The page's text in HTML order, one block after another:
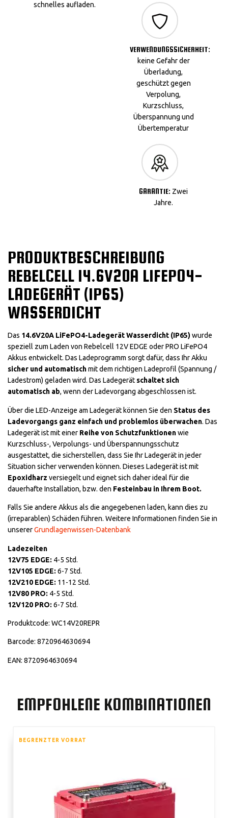
schnelles aufladen.
VERWENDUNGSSICHERHEIT:
keine Gefahr der
Überladung,
geschützt gegen
Verpolung,
Kurzschluss,
Überspannung und
Übertemperatur
GARANTIE: Zwei
Jahre.
PRODUKTBESCHREIBUNG
REBELCELL 14.6V20A LIFEPO4-
LADEGERÄT (IP65)
WASSERDICHT
Das 14.6V20A LiFePO4-Ladegerät Wasserdicht (IP65)wurde
speziell zum Laden von Rebelcell 12V EDGE oder PRO LiFePO4
Akkus entwickelt. Das Ladeprogramm sorgt dafür, dass Ihr Akku
sicher und automatischmit dem richtigen Ladeprofil (Spannung /
Ladestrom) geladen wird. Das Ladegerät schaltet sich
automatisch ab, wenn der Ladevorgang abgeschlossen ist.
Über die LED-Anzeige am Ladegerät können Sie den Status des
Ladevorgangs ganz einfach und problemlos überwachen. Das
Ladegerät ist mit einer Reihe von Schutzfunktionenwie
Kurzschluss-, Verpolungs- und Überspannungsschutz
ausgestattet, die sicherstellen, dass Sie Ihr Ladegerät in jeder
Situation sicher verwenden können. Dieses Ladegerät ist mit
Epoxidharz versiegelt und eignet sich daher ideal für die
dauerhafte Installation, bzw. den Festeinbau in Ihrem Boot.
Falls Sie andere Akkus als die angegebenen laden, kann dies zu
(irreparablen) Schäden führen. Weitere Informationen finden Sie in
unsererGrundlagenwissen-Datenbank
Ladezeiten
12V75 EDGE: 4-5 Std.
12V105 EDGE: 6-7 Std.
12V210 EDGE: 11-12 Std.
12V80 PRO: 4-5 Std.
12V120 PRO: 6-7 Std.
Produktcode: WC14V20REPR
Barcode: 8720964630694
EAN: 8720964630694
EMPFOHLENE KOMBINATIONEN
BEGRENZTER VORRAT